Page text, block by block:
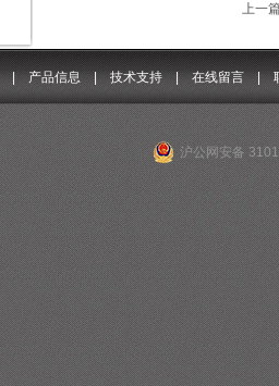
上一
| 产品信息| 技术支持|在线留言 |
沪公网安备